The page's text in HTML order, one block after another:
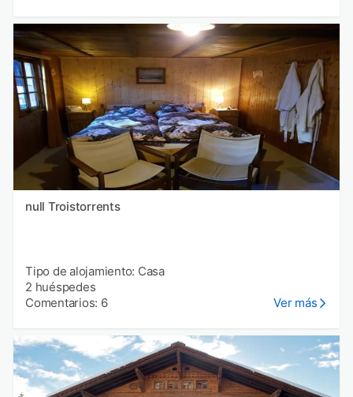
null Troistorrents
Tipo de alojamiento: Casa
2 huéspedes
Comentarios: 6
Ver más